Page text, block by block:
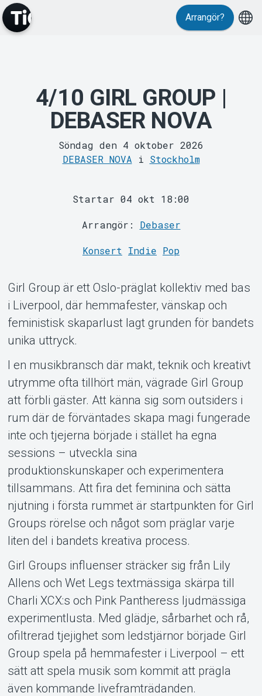
Evenemang
MyTickster
Om Tickster
Arrangör?
4/10 GIRL GROUP |
DEBASER NOVA
Söndag den 4 oktober 2026
DEBASER NOVA i Stockholm
Startar 04 okt 18:00
Arrangör: Debaser
Konsert Indie Pop
Girl Group är ett Oslo-präglat kollektiv med bas
i Liverpool, där hemmafester, vänskap och
feministisk skaparlust lagt grunden för bandets
unika uttryck.
I en musikbransch där makt, teknik och kreativt
utrymme ofta tillhört män, vägrade Girl Group
att förbli gäster. Att känna sig som outsiders i
rum där de förväntades skapa magi fungerade
inte och tjejerna började i stället ha egna
sessions – utveckla sina
produktionskunskaper och experimentera
tillsammans. Att fira det feminina och sätta
njutning i första rummet är startpunkten för Girl
Groups rörelse och något som präglar varje
liten del i bandets kreativa process.
Girl Groups influenser sträcker sig från Lily
Allens och Wet Legs textmässiga skärpa till
Charli XCX:s och Pink Pantheress ljudmässiga
experimentlusta. Med glädje, sårbarhet och rå,
ofiltrerad tjejighet som ledstjärnor började Girl
Group spela på hemmafester i Liverpool – ett
sätt att spela musik som kommit att prägla
även kommande liveframträdanden.